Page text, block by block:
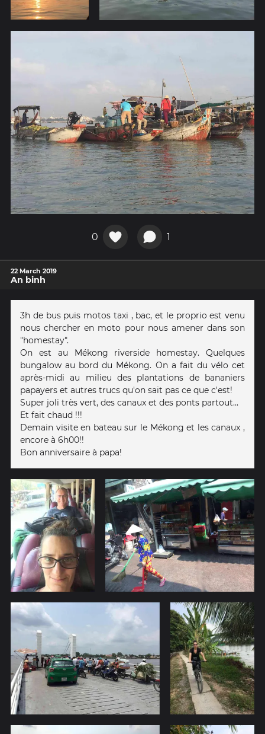
0 1
22 March 2019
An binh
3h de bus puis motos taxi , bac, et le proprio est venu
nous chercher en moto pour nous amener dans son
"homestay".
On est au Mékong riverside homestay. Quelques
bungalow au bord du Mékong. On a fait du vélo cet
après-midi au milieu des plantations de bananiers
papayers et autres trucs qu'on sait pas ce que c'est!
Super joli très vert, des canaux et des ponts partout...
Et fait chaud !!!
Demain visite en bateau sur le Mékong et les canaux ,
encore à 6h00!!
Bon anniversaire à papa!